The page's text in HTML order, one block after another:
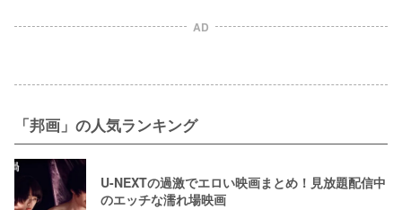
AD
「邦画」の人気ランキング
U-NEXTの過激でエロい映画まとめ！見放題配信中
のエッチな濡れ場映画